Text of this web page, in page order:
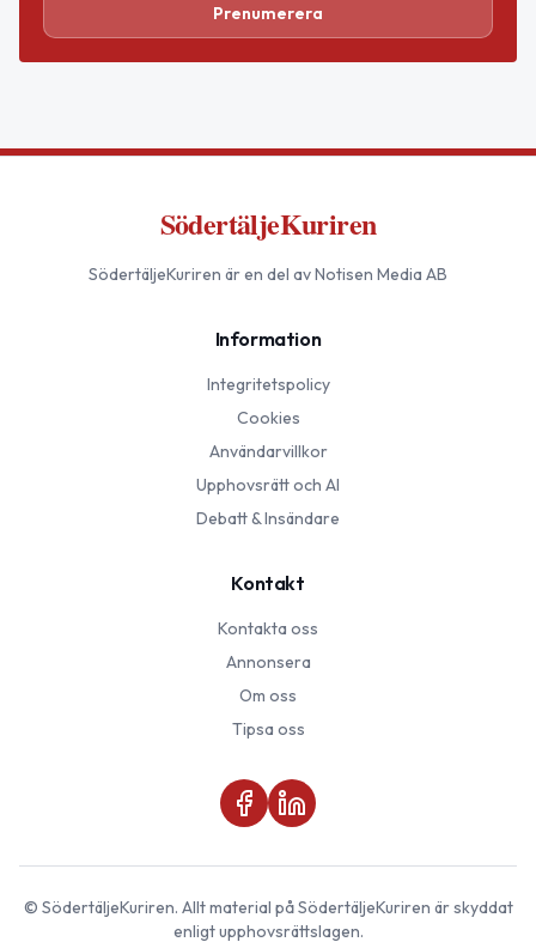
Prenumerera
SödertäljeKuriren
SödertäljeKuriren är en del av Notisen Media AB
Information
Integritetspolicy
Cookies
Användarvillkor
Upphovsrätt och AI
Debatt & Insändare
Kontakt
Kontakta oss
Annonsera
Om oss
Tipsa oss
© SödertäljeKuriren. Allt material påSödertäljeKuriren är skyddat
enligt upphovsrättslagen.